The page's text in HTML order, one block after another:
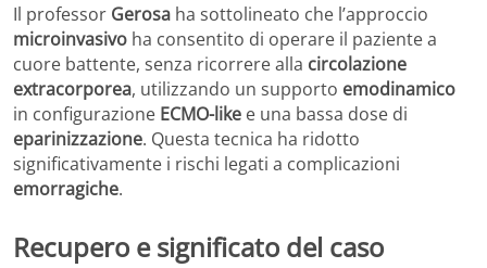
Il professor Gerosa ha sottolineato che l’approccio
microinvasivo ha consentito di operare il paziente a
cuore battente, senza ricorrere alla circolazione
extracorporea, utilizzando un supporto emodinamico
in configurazione ECMO-like e una bassa dose di
eparinizzazione. Questa tecnica ha ridotto
significativamente i rischi legati a complicazioni
emorragiche.
Recupero e significato del caso